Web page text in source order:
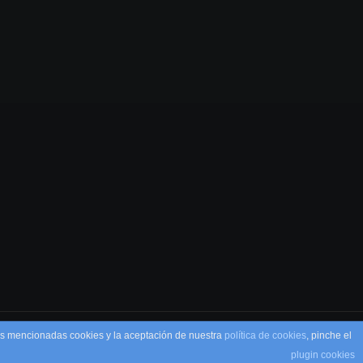
mencionadas cookies y la aceptación de nuestra política de cookies, pinche el
plugin cookies